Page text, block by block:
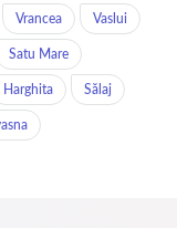
Vrancea Vaslui
Satu Mare
Harghita Sălaj